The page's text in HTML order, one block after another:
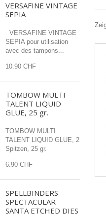
VERSAFINE VINTAGE
SEPIA
VERSAFINE VINTAGE
SEPIA pour utilisation
avec des tampons...
10.90 CHF
TOMBOW MULTI
TALENT LIQUID
GLUE, 25 gr.
TOMBOW MULTI
TALENT LIQUID GLUE, 2
Spitzen, 25 gr.
6.90 CHF
SPELLBINDERS
SPECTACULAR
SANTA ETCHED DIES